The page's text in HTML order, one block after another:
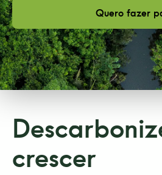
Quero fazer
crescer